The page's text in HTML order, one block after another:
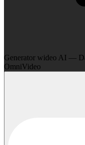
Generator wideo AI —
OmniVideo